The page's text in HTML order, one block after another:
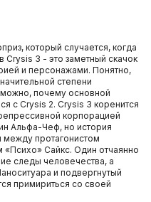
который случается, когда
Crysis 3 - это заметный скачок
и персонажами. Понятно,
степени
почему основной
с Crysis 2. Crysis 3 коренится
корпорацией
Альфа-Чеф, но история
между протагонистом
Сайкс. Один отчаянно
следы человечества, а
и подвергнутый
примириться со своей